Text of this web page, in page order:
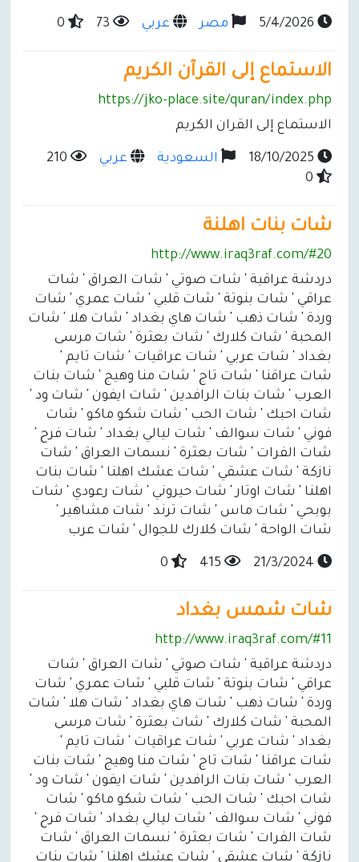
مصر عربي
الاستماع إلى القرآن الكريم
https://jko-place.site/quran/index.php
الاستماع إلى القران الكريم
السعودية عربي
شات بنات اهلنة
http://www.iraq3raf.com/#20
دردشة عراقية ' شات صوتي ' شات العراق ' شات
عراقي ' شات بنوتة ' شات قلبي ' شات عمري ' شات
وردة ' شات ذهب ' شات هاي بغداد ' شات هلا ' شات
المحبة ' شات كلارك ' شات بعثرة ' شات مرسى
بغداد ' شات عربي ' شات عراقيات ' شات تايم '
شات عراقنا ' شات تاج ' شات منا وهيج ' شات بنات
العرب ' شات بنات الرافدين ' شات ايفون ' شات ود '
شات احبك ' شات الحب ' شات شكو ماكو ' شات
فوني ' شات سوالف ' شات ليالي بغداد ' شات فرح '
شات الفرات ' شات بعثرة ' نسمات العراق ' شات
نازكة ' شات عشقي ' شات عشك اهلنا ' شات بنات
اهلنا ' شات اوتار ' شات حيروني ' شات رعودي ' شات
بوبحي ' شات ماس ' شات ترند ' شات مشاهير '
شات الواحة ' شات كلارك للجوال ' شات عرب
شات شمس بغداد
http://www.iraq3raf.com/#11
دردشة عراقية ' شات صوتي ' شات العراق ' شات
عراقي ' شات بنوتة ' شات قلبي ' شات عمري ' شات
وردة ' شات ذهب ' شات هاي بغداد ' شات هلا ' شات
المحبة ' شات كلارك ' شات بعثرة ' شات مرسى
بغداد ' شات عربي ' شات عراقيات ' شات تايم '
شات عراقنا ' شات تاج ' شات منا وهيج ' شات بنات
العرب ' شات بنات الرافدين ' شات ايفون ' شات ود '
شات احبك ' شات الحب ' شات شكو ماكو ' شات
فوني ' شات سوالف ' شات ليالي بغداد ' شات فرح '
شات الفرات ' شات بعثرة ' نسمات العراق ' شات
نازكة ' شات عشقي ' شات عشك اهلنا ' شات بنات